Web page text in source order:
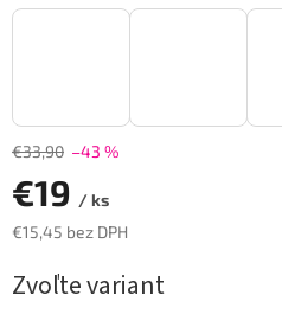
€33,90 –43 %
€19 / ks
€15,45 bez DPH
cena:
Zvoľte variant